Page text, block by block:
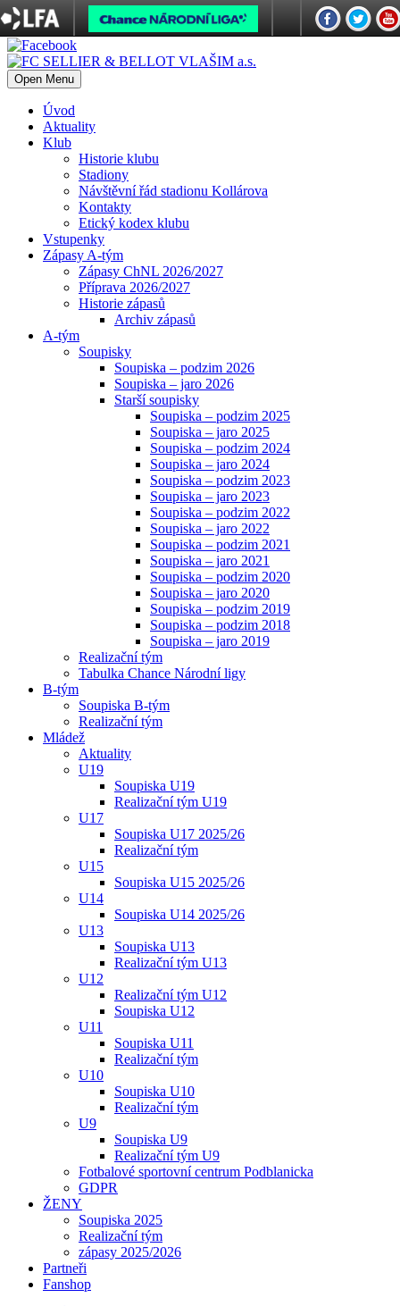
Open Menu
Úvod
Aktuality
Klub
Historie klubu
Stadiony
Návštěvní řád stadionu Kollárova
Kontakty
Etický kodex klubu
Vstupenky
Zápasy A-tým
Zápasy ChNL 2026/2027
Příprava 2026/2027
Historie zápasů
Archiv zápasů
A-tým
Soupisky
Soupiska – podzim 2026
Soupiska – jaro 2026
Starší soupisky
Soupiska – podzim 2025
Soupiska – jaro 2025
Soupiska – podzim 2024
Soupiska – jaro 2024
Soupiska – podzim 2023
Soupiska – jaro 2023
Soupiska – podzim 2022
Soupiska – jaro 2022
Soupiska – podzim 2021
Soupiska – jaro 2021
Soupiska – podzim 2020
Soupiska – jaro 2020
Soupiska – podzim 2019
Soupiska – podzim 2018
Soupiska – jaro 2019
Realizační tým
Tabulka Chance Národní ligy
B-tým
Soupiska B-tým
Realizační tým
Mládež
Aktuality
U19
Soupiska U19
Realizační tým U19
U17
Soupiska U17 2025/26
Realizační tým
U15
Soupiska U15 2025/26
U14
Soupiska U14 2025/26
U13
Soupiska U13
Realizační tým U13
U12
Realizační tým U12
Soupiska U12
U11
Soupiska U11
Realizační tým
U10
Soupiska U10
Realizační tým
U9
Soupiska U9
Realizační tým U9
Fotbalové sportovní centrum Podblanicka
GDPR
ŽENY
Soupiska 2025
Realizační tým
zápasy 2025/2026
Partneři
Fanshop